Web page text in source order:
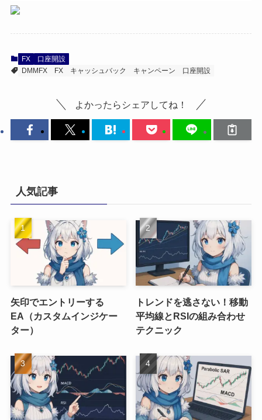
FX
口座開設
DMMFX
FX キャッシュバック キャンペーン 口座開設
よかったらシェアしてね！
人気記事
矢印でエントリーする
EA（カスタムインジケー
ター）
トレンドを逃さない！移動
平均線とRSIの組み合わせ
テクニック